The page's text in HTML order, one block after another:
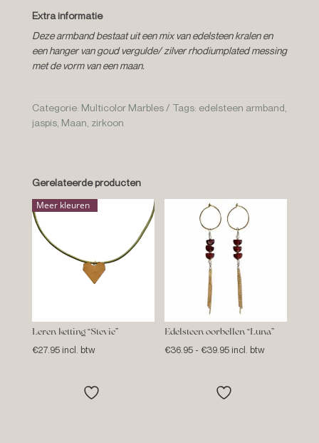
Extra informatie
Deze armband bestaat uit een mix van edelsteen kralen en
een hanger van goud vergulde/ zilver rhodiumplated messing
met de vorm van een maan.
Categorie: Multicolor Marbles Tags: edelsteen armband
jaspis, Maan zirkoon
Gerelateerde producten
Meer kleuren
Leren ketting “Stevie”
€27.95 incl. btw
Edelsteen oorbellen “Luna”
€36.95 - €39.95Prijsklasse:
tot
incl. btw